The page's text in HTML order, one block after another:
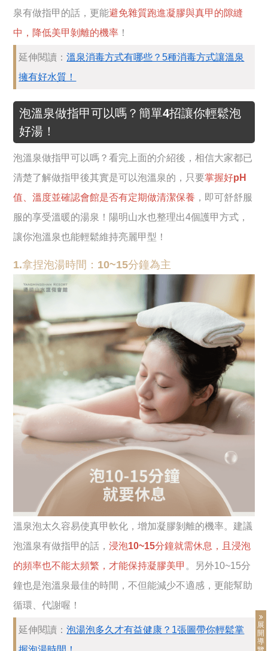
泉有做指甲的話，更能避免雜質跑進凝膠與真甲的隙縫
中，降低美甲剝離的機率 ！
延伸閱讀：溫泉消毒方式有哪些？5種消毒方式讓溫泉
擁有好水質！
泡溫泉做指甲可以嗎？簡單4招讓你輕鬆泡
好湯！
泡溫泉做指甲可以嗎？看完上面的介紹後，相信大家都已
清楚了解做指甲後其實是可以泡溫泉的，只要掌握好pH
值、溫度並確認會館是否有定期做清潔保養 ，即可舒舒服
服的享受溫暖的湯泉！陽明山水也整理出4個護甲方式，
讓你泡溫泉也能輕鬆維持亮麗甲型！
1.拿捏泡湯時間：10~15分鐘為主
溫泉泡太久容易使真甲軟化，增加凝膠剝離的機率。建議
泡溫泉有做指甲的話，浸泡10~15分鐘就需休息，且浸泡
的頻率也不能太頻繁，才能保持凝膠美甲 。另外10~15分
鐘也是泡溫泉最佳的時間，不但能減少不適感，更能幫助
循環、代謝喔！
延伸閱讀：泡湯泡多久才有益健康？1張圖帶你輕鬆掌
展
開
導